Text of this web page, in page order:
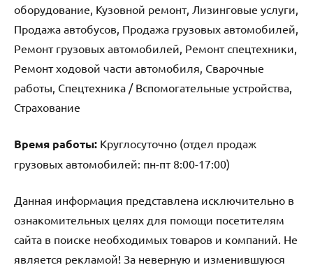
оборудование, Кузовной ремонт, Лизинговые услуги,
Продажа автобусов, Продажа грузовых автомобилей,
Ремонт грузовых автомобилей, Ремонт спецтехники,
Ремонт ходовой части автомобиля, Сварочные
работы, Спецтехника / Вспомогательные устройства,
Страхование
Время работы: Круглосуточно (отдел продаж
грузовых автомобилей: пн-пт 8:00-17:00)
Данная информация представлена исключительно в
ознакомительных целях для помощи посетителям
сайта в поиске необходимых товаров и компаний. Не
является рекламой! За неверную и изменившуюся